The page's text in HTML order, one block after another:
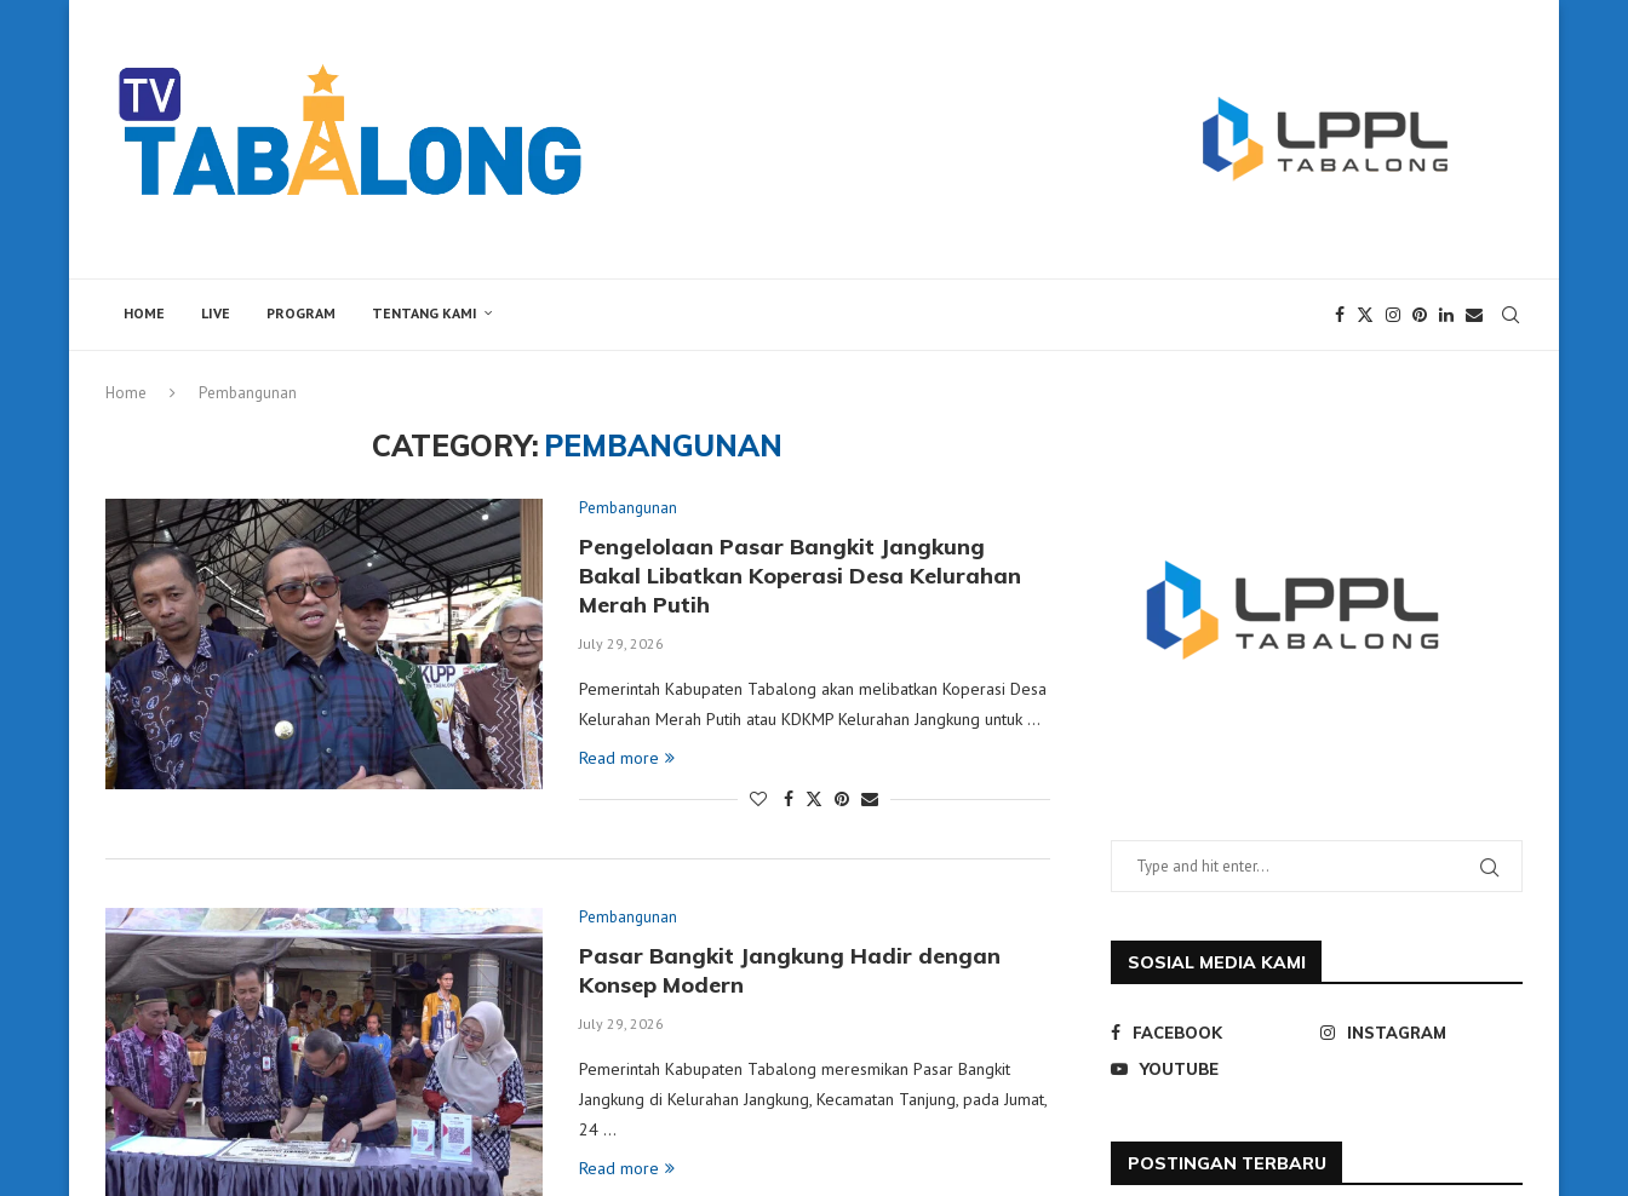
HOME LIVE PROGRAM TENTANG KAMI
Home Pembangunan
CATEGORY: PEMBANGUNAN
Pembangunan
Pengelolaan Pasar Bangkit Jangkung
Bakal Libatkan Koperasi Desa Kelurahan
Merah Putih
July 29, 2026
Pemerintah Kabupaten Tabalong akan melibatkan Koperasi Desa
Kelurahan Merah Putih atau KDKMP Kelurahan Jangkung untuk …
Read more
Pembangunan
Pasar Bangkit Jangkung Hadir dengan
Konsep Modern
July 29, 2026
Pemerintah Kabupaten Tabalong meresmikan Pasar Bangkit
Jangkung di Kelurahan Jangkung, Kecamatan Tanjung, pada Jumat,
24 …
Read more
SOSIAL MEDIA KAMI
FACEBOOK
INSTAGRAM
YOUTUBE
POSTINGAN TERBARU